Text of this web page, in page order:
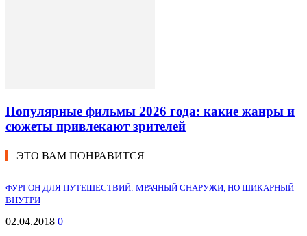
Популярные фильмы 2026 года: какие жанры и
сюжеты привлекают зрителей
ЭТО ВАМ ПОНРАВИТСЯ
ФУРГОН ДЛЯ ПУТЕШЕСТВИЙ: МРАЧНЫЙ СНАРУЖИ, НО ШИКАРНЫЙ
ВНУТРИ
02.04.2018 0